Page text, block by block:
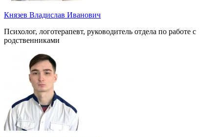
Князев Владислав Иванович
Психолог, логотерапевт, руководитель отдела по работе с
родственниками